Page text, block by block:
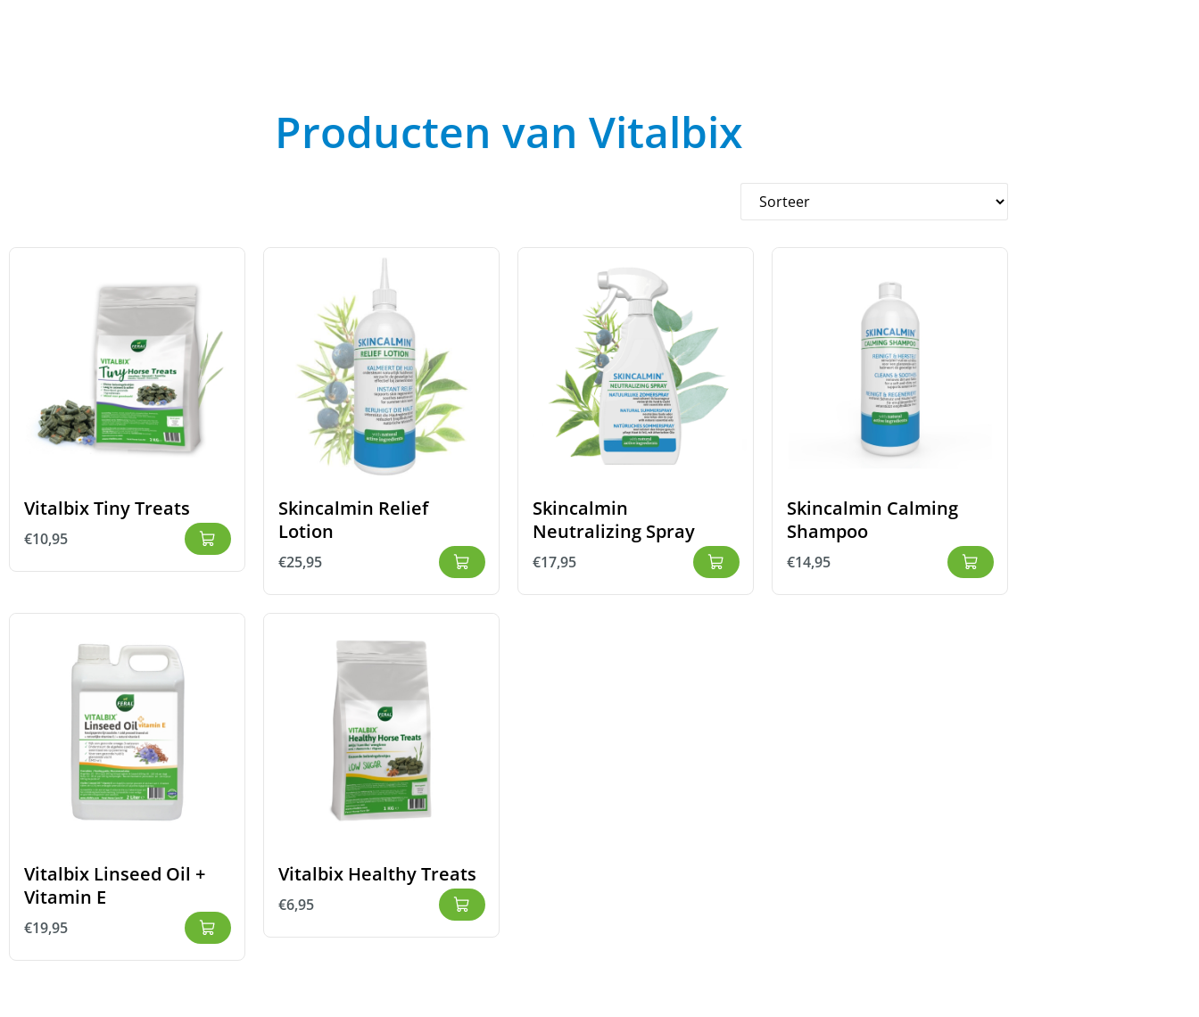
Producten van Vitalbix
Vitalbix Tiny Treats
€10,95
Skincalmin Relief
Lotion
€25,95
Skincalmin
Neutralizing Spray
€17,95
Skincalmin Calming
Shampoo
€14,95
Vitalbix Linseed Oil +
Vitamin E
€19,95
Vitalbix Healthy Treats
€6,95